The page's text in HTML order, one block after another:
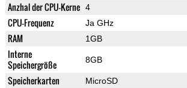
Anzhal der CPU-Kerne 4
CPU-Frequenz Ja GHz
RAM 1GB
Interne
Speichergröße
8GB
Speicherkarten MicroSD